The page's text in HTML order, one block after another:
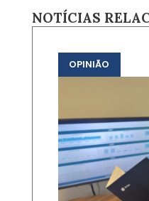
NOTÍCIAS
OPINIÃO